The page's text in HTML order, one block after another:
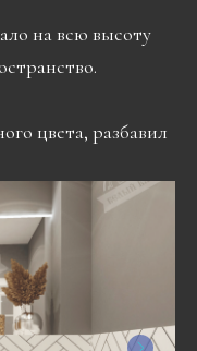
на всю высоту
цвета, разбавил